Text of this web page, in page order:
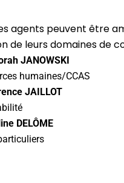
agents peuvent être
de leurs domaines de
JANOWSKI
humaines/CCAS
JAILLOT
DELÔME